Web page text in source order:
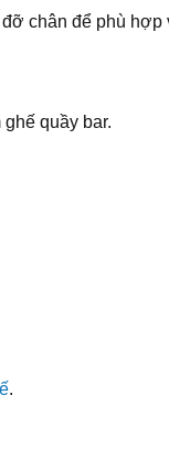
chân để phù
quầy bar.
.